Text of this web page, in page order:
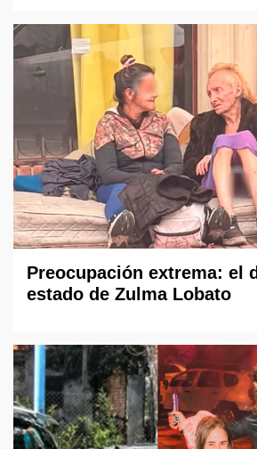
Preocupación extrema: el
estado de Zulma Lobato